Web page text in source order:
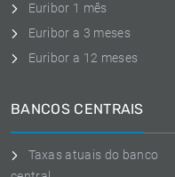
Euribor 1 mês
Euribor a 3 meses
Euribor a 12 meses
BANCOS CENTRAIS
Taxas atuais do banco